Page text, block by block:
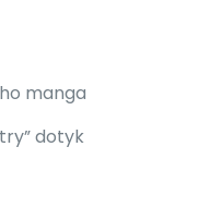
manga
dotyk